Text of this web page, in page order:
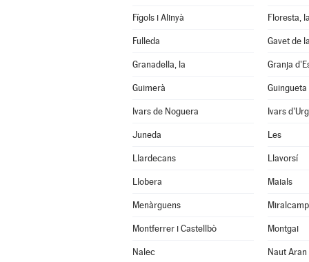
Fígols i Alinyà Floresta, la
Fulleda Gavet de
Granadella, la Granja
Guimerà Guingueta
Ivars de Noguera Ivars
Juneda Les
Llardecans Llavorsí
Llobera Maials
Menàrguens Miralcamp
Montferrer i Castellbò Montgai
Nalec Naut Aran